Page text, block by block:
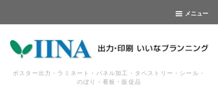
メニュー
ポスター出力・ラミネート・パネル加工・タペストリー・シール・
のぼり・看板・販促品